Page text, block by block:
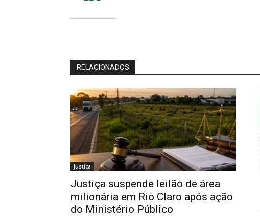
RELACIONADOS
Justiça
Justiça suspende leilão de área
milionária em Rio Claro após ação
do Ministério Público